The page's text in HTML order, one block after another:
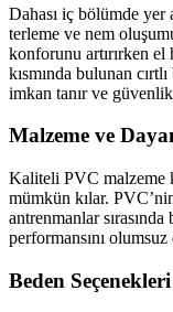
Dahası iç bölümde
terleme ve nem
konforunu artırırken
kısmında bulunan
imkan tanır ve
Malzeme ve
Kaliteli PVC malzeme
mümkün kılar.
antrenmanlar
performansını
Beden Seçenekleri